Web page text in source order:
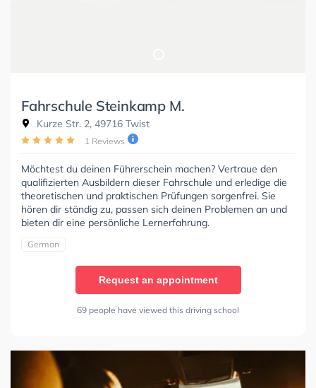
Fahrschule Steinkamp M.
Kurze Str. 2, 49716 Twist
1 Reviews
Möchtest du deinen Führerschein machen? Vertraue den
qualifizierten Ausbildern dieser Fahrschule und erledige die
theoretischen und praktischen Prüfungen sorgenfrei. Sie
hören dir ständig zu, passen sich deinen Problemen an und
bieten dir eine persönliche Lernerfahrung.
German
Request an appointment
69 people have viewed this driving school